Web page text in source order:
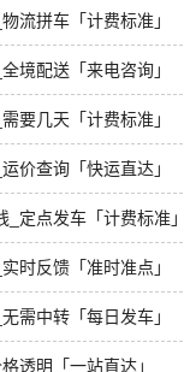
流拼车「计费标准」
境配送「来电咨询」
要几天「计费标准」
价查询「快运直达」
定点发车「计费标准」
时反馈「准时准点」
需中转「每日发车」
透明「一站直达」